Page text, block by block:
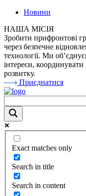
Новини
НАША МІСІЯ
Зробити прифронтові
через безпечне
технології. Ми
інтереси, координувати
розвитку.
Приєднатися
Exact matches only
Search in title
Search in content